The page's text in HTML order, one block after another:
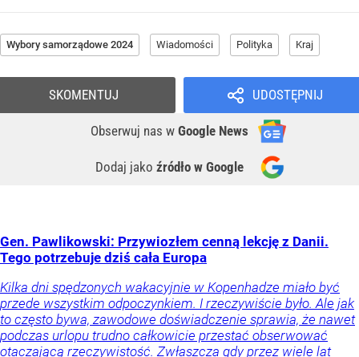
Wybory samorządowe 2024 Wiadomości Polityka Kraj
UDOSTĘPNIJ
Obserwuj nas w Google News
Dodaj jako źródło w Google
SKOMENTUJ
Gen. Pawlikowski: Przywiozłem cenną lekcję z Danii.
Tego potrzebuje dziś cała Europa
Kilka dni spędzonych wakacyjnie w Kopenhadze miało być
przede wszystkim odpoczynkiem. I rzeczywiście było. Ale jak
to często bywa, zawodowe doświadczenie sprawia, że nawet
podczas urlopu trudno całkowicie przestać obserwować
otaczającą rzeczywistość. Zwłaszcza gdy przez wiele lat